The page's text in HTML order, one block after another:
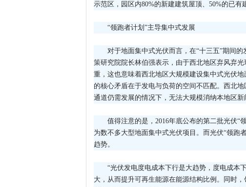
示范区，园区内80%的新建建筑屋顶、50%的已有
“领跑者计划”主导集中式发展
对于地面集中式光伏而言，在“十三五”期间
策研究院院长林伯强表示，由于西北地区弃风弃
重，这也意味着西北地区大规模建设集中式光伏
的核心矛盾在于发电与负荷的空间不匹配。西北
通道仍需发展的情况下，无法大规模消纳本地区新
值得注意的是，2016年底公布的第二批光伏“
为数不多大型地面集中式光伏项目。而光伏“领跑
趋势。
“光伏发电度电成本下行是大趋势，度电成本
大，从而提升可再生能源在能源结构比例。同时